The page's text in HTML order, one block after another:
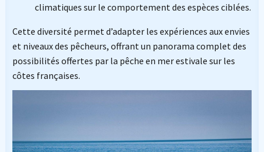
climatiques sur le comportement des espèces ciblées.
Cette diversité permet d’adapter les expériences aux envies
et niveaux des pêcheurs, offrant un panorama complet des
possibilités offertes par la pêche en mer estivale sur les
côtes françaises.